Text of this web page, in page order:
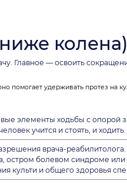
колена)
Главное — освоить
удерживать протез на
элементы ходьбы с опорой
учится и стоять, и ходить.
врача-
остром болевом синдроме
культи и общего здоровья